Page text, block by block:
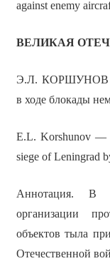
against enemy
ВЕЛИКАЯ
Э.Л. КОРШУНОВ —
в ходе блокады
E.L. Korshunov —
siege of Leningrad
Аннотация. В
организации
объектов тыла
Отечественной